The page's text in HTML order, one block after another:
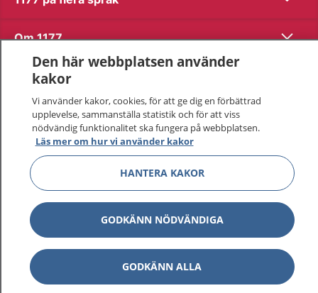
Om 1177 Visa
Kontakt
Behandling av personuppgifter
Hantering av kakor
Inställningar för kakor
1177 – en tjänst frånInera.
Den här webbplatsen använder
kakor
Vi använder kakor, cookies, för att ge dig en förbättrad
upplevelse, sammanställa statistik och för att viss
nödvändig funktionalitet ska fungera på webbplatsen.
Läs mer om hur vi använder kakor
HANTERA KAKOR
GODKÄNN NÖDVÄNDIGA
GODKÄNN ALLA